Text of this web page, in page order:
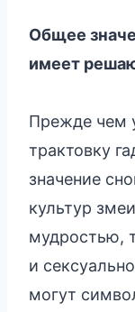
Общее
имеет
Прежде чем
трактовку
значение
культур
мудростью,
и
могут